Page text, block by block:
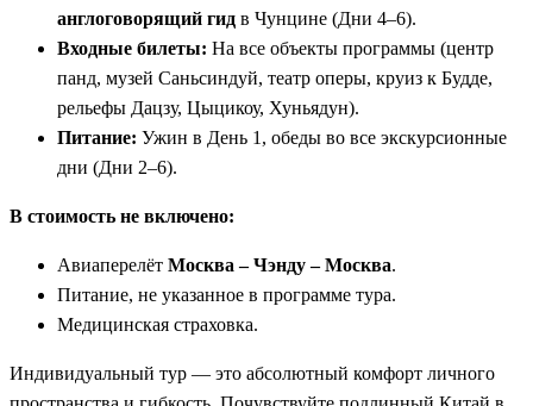
англоговорящий гид в Чунцине (Дни 4–6).
Входные билеты: На все объекты программы (центр
панд, музей Саньсиндуй, театр оперы, круиз к Будде,
рельефы Дацзу, Цыцикоу, Хуньядун).
Питание: Ужин в День 1, обеды во все экскурсионные
дни (Дни 2–6).
В стоимость не включено:
Авиаперелёт Москва – Чэнду – Москва.
Питание, не указанное в программе тура.
Медицинская страховка.
Индивидуальный тур — это абсолютный комфорт личного